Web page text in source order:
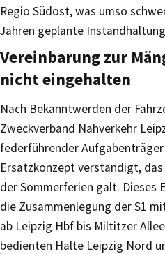
Regio Südost, was umso
Jahren geplante
Vereinbarung zur
nicht eingehalten
Nach Bekanntwerden der
Zweckverband Nahverkehr
federführender
Ersatzkonzept verständigt,
der Sommerferien galt. Dieses
die Zusammenlegung der S1
ab Leipzig Hbf bis Miltitzer
bedienten Halte Leipzig Nord